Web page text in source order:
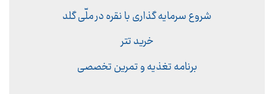
شروع سرمایه گذاری با نقره در ملّی گلد
خرید تتر
برنامه تغذیه و تمرین تخصصی